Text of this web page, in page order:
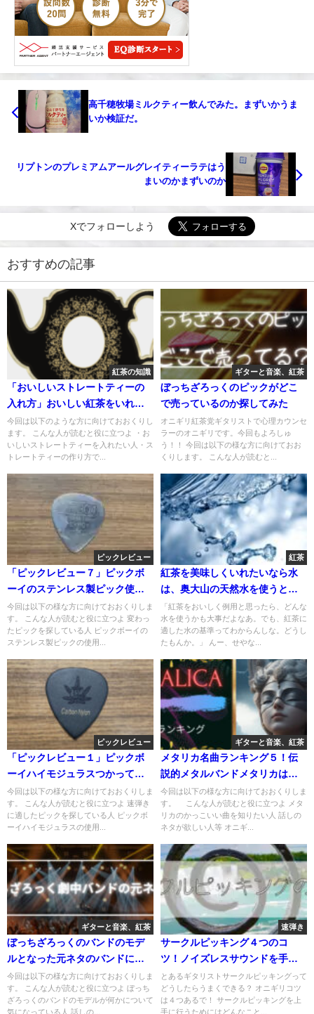
高千穂牧場ミルクティー飲んでみた。まずいかうま
いか検証だ。￼
リプトンのプレミアムアールグレイティーラテはう
まいのかまずいのか
Xでフォローしよう
おすすめの記事
紅茶の知識
「おいしいストレートティーの
入れ方」おいしい紅茶をいれよ
う￼
今回は以下のような方に向けておおくりし
ます。 こんな人が読むと役に立つよ ・お
いしいストレートティーを入れたい人・ス
トレートティーの作り方で...
ギターと音楽、紅茶
ぼっちざろっくのピックがどこ
で売っているのか探してみた
オニギリ紅茶党ギタリストで心理カウンセ
ラーのオニギリです。今回もよろしゅ
う！！ 今回は以下の様な方に向けておお
くりします。 こんな人が読むと...
ピックレビュー
「ピックレビュー７」ピックボ
ーイのステンレス製ピック使っ
てみた
今回は以下の様な方に向けておおくりしま
す。 こんな人が読むと役に立つよ 変わっ
たピックを探している人 ピックボーイの
ステンレス製ピックの使用...
紅茶
紅茶を美味しくいれたいなら水
は、奥大山の天然水を使うとい
い？
「紅茶をおいしく例用と思ったら、どんな
水を使うかも大事だよなあ。でも、紅茶に
適した水の基準ってわからんしな。どうし
たもんか。」 んー、せやな...
ピックレビュー
「ピックレビュー１」ピックボ
ーイハイモジュラスつかってみ
た
今回は以下の様な方に向けておおくりしま
す。 こんな人が読むと役に立つよ 速弾き
に適したピックを探している人 ピックボ
ーイハイモジュラスの使用...
ギターと音楽、紅茶
メタリカ名曲ランキング５！伝
説的メタルバンドメタリカはエ
モくてかっこいい！
今回は以下の様な方に向けておおくりしま
す。 こんな人が読むと役に立つよ メタ
リカのかっこいい曲を知りたい人 話しの
ネタが欲しい人等 オニギ...
ギターと音楽、紅茶
ぼっちざろっくのバンドのモデ
ルとなった元ネタのバンドにつ
いて調べてみた
今回は以下の様な方に向けておおくりしま
す。 こんな人が読むと役に立つよ ぼっち
ざろっくのバンドのモデルが何かについて
気になっている人 話しの...
速弾き
サークルピッキング４つのコ
ツ！ノイズレスサウンドを手に
入れよう！
とあるギタリストサークルピッキングって
どうしたらうまくできる？ オニギリコツ
は４つあるで！ サークルピッキングを上
手に行うためにはどんなこと...